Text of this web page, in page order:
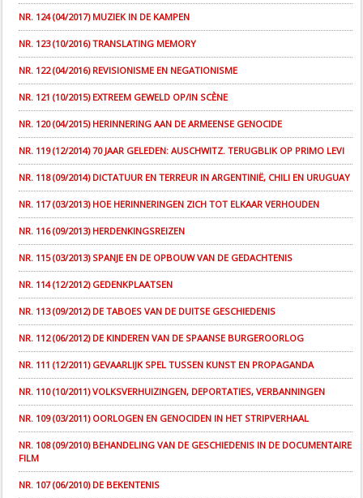
NR. 124 (04/2017) MUZIEK IN DE KAMPEN
NR. 123 (10/2016) TRANSLATING MEMORY
NR. 122 (04/2016) REVISIONISME EN NEGATIONISME
NR. 121 (10/2015) EXTREEM GEWELD OP/IN SCÈNE
NR. 120 (04/2015) HERINNERING AAN DE ARMEENSE GENOCIDE
NR. 119 (12/2014) 70 JAAR GELEDEN: AUSCHWITZ. TERUGBLIK OP PRIMO LEVI
NR. 118 (09/2014) DICTATUUR EN TERREUR IN ARGENTINIË, CHILI EN URUGUAY
NR. 117 (03/2013) HOE HERINNERINGEN ZICH TOT ELKAAR VERHOUDEN
NR. 116 (09/2013) HERDENKINGSREIZEN
NR. 115 (03/2013) SPANJE EN DE OPBOUW VAN DE GEDACHTENIS
NR. 114 (12/2012) GEDENKPLAATSEN
NR. 113 (09/2012) DE TABOES VAN DE DUITSE GESCHIEDENIS
NR. 112 (06/2012) DE KINDEREN VAN DE SPAANSE BURGEROORLOG
NR. 111 (12/2011) GEVAARLIJK SPEL TUSSEN KUNST EN PROPAGANDA
NR. 110 (10/2011) VOLKSVERHUIZINGEN, DEPORTATIES, VERBANNINGEN
NR. 109 (03/2011) OORLOGEN EN GENOCIDEN IN HET STRIPVERHAAL
NR. 108 (09/2010) BEHANDELING VAN DE GESCHIEDENIS IN DE DOCUMENTAIRE
FILM
NR. 107 (06/2010) DE BEKENTENIS